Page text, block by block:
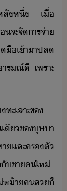
หลั​หึ่​ ​เื่​
จะ​จัาร​จ่า​
​เข้าา​ปล​
ารณ์ี​ ​เพราะ​
ะเลาะ​ข​
ี​ข​ุษา​
และ​ครตั​
​ชา​ค​ให่​
า​คส​็​